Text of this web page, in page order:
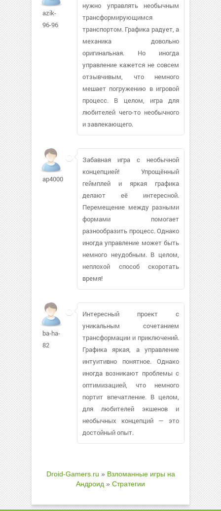
azik-
96-96
нужно управлять необычным
трансформирующимся
транспортом. Графика радует, а
механика довольно
оригинальная. Но иногда
управление кажется не совсем
отзывчивым, что немного
мешает погружению в игровой
процесс. В целом, игра для
любителей чего-то необычного
и завлекающего.
ap4000
Забавная игра с необычной
концепцией! Упрощённый
геймплей и яркая графика
делают её интересной.
Перемещение между разными
формами помогает
разнообразить процесс. Однако
иногда управление может быть
немного неудобным. В целом,
неплохой способ скоротать
время!
ba-ha-
82
Интересный проект с
уникальным сочетанием
трансформации и приключений.
Графика яркая, а управление
интуитивно понятное. Однако
иногда возникают проблемы с
оптимизацией, что немного
портит впечатление. В целом,
для любителей экшенов и
необычных концепций — это
достойный опыт.
Droid-Gamers.ru » Взломанные игры на
Андроид » Стратегии